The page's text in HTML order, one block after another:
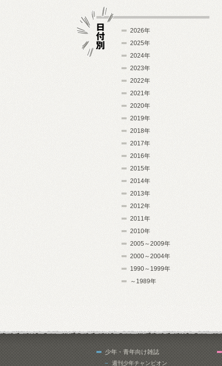
2026年
2025年
2024年
2023年
2022年
2021年
2020年
2019年
2018年
2017年
2016年
2015年
2014年
2013年
2012年
2011年
2010年
2005～2009年
2000～2004年
1990～1999年
～1989年
少年・青年向け雑誌
週刊少年チャンピオン